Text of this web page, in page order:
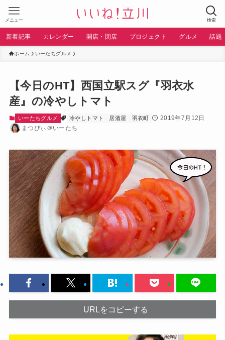
検索
メニュー
新着記事 カレンダー 開店・閉店 プロジェクト グルメ 話題
ホーム いーたちグルメ
【今日のHT】西国立駅スグ『羽衣水
産』の冷やしトマト
いーたちグルメ 冷やしトマト 居酒屋 羽衣町
2019年7月12日
まつぴぃ＠いーたち
URLをコピーする